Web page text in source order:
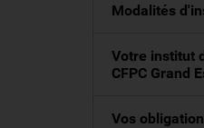
Modalités
Votre institut
CFPC Grand
Vos